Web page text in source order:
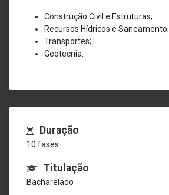
Construção Civil e Estruturas;
Recursos Hídricos e Saneamento;
Transportes;
Geotecnia.
Duração
10 fases
Titulação
Bacharelado